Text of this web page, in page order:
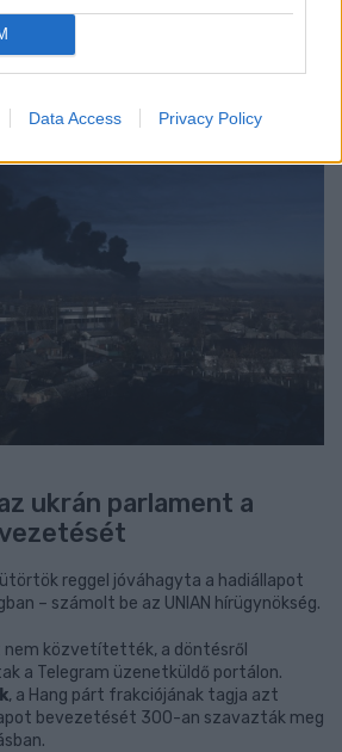
Data Access Privacy Policy
ukrán parlament a
reggel jóváhagyta a hadiállapot
– számolt be az UNIAN hírügynökség.
közvetítették, a döntésről
a Telegram üzenetküldő portálon.
, a Hang párt frakciójának tagja azt
bevezetését 300-an szavazták meg